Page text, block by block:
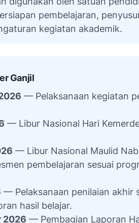
pembelajaran,
kegiatan akademik.
Ganjil
— Pelaksanaan kegiatan
— Libur Nasional Hari
— Libur Nasional Maulid
pembelajaran sesuai
— Pelaksanaan penilaian akhir
hasil belajar.
2026 — Pembagian Laporan